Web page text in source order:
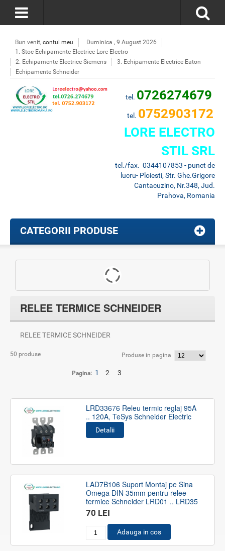
Bun venit, contul meu
Duminica , 9 August 2026
1. Stoc Echipamente Electrice Lore Electro
2. Echipamente Electrice Siemens
3. Echipamente Electrice Eaton
Echipamente Schneider
tel. 0726274679
tel. 0752903172
LORE ELECTRO
STIL SRL
tel./fax. 0344107853 - punct de
lucru- Ploiesti, Str. Ghe.Grigore
Cantacuzino, Nr.348, Jud.
Prahova, Romania
CATEGORII PRODUSE
RELEE TERMICE SCHNEIDER
RELEE TERMICE SCHNEIDER
50 produse Produse in pagina
Pagina: 1 2 3
LRD33676 Releu termic reglaj 95A
.. 120A, TeSys Schneider Electric
Detalii
LAD7B106 Suport Montaj pe Sina
Omega DIN 35mm pentru relee
termice Schneider LRD01 .. LRD35
70 LEI
Adauga in cos